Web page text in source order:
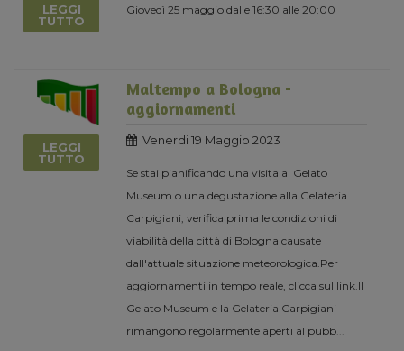
LEGGI
TUTTO
Giovedì 25 maggio dalle 16:30 alle 20:00
LEGGI
TUTTO
Maltempo a Bologna -
aggiornamenti
Venerdi 19 Maggio 2023
Se stai pianificando una visita al Gelato
Museum o una degustazione alla Gelateria
Carpigiani, verifica prima le condizioni di
viabilità della città di Bologna causate
dall'attuale situazione meteorologica.Per
aggiornamenti in tempo reale, clicca sul link.Il
Gelato Museum e la Gelateria Carpigiani
rimangono regolarmente aperti al pubb...